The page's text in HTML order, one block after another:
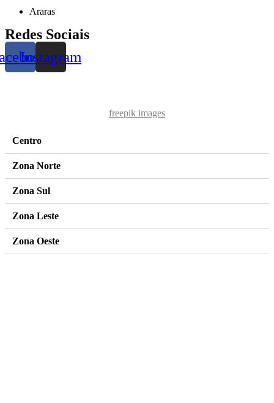
Araras
Redes Sociais
Instagram
freepik images
Centro
Zona Norte
Zona Sul
Zona Leste
Zona Oeste